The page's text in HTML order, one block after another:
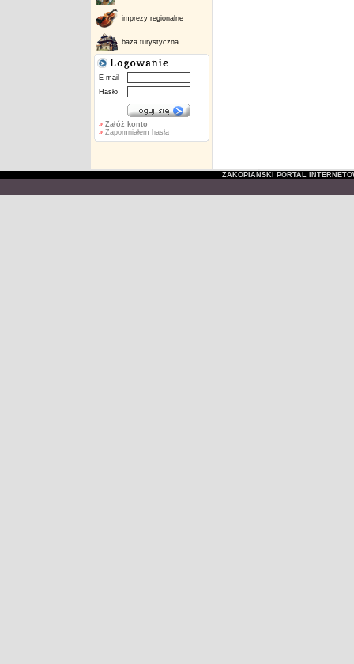
imprezy regionalne
baza turystyczna
E-mail
Hasło
» Załóż konto
»Zapomniałem hasła
ZAKOPIAŃSKI PORTAL